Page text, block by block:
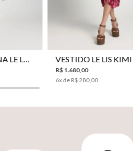
CALÇA PANTALONA LE LIS SAKURA II FEMININA
R$ 1.680,00
6x de R$ 280,00